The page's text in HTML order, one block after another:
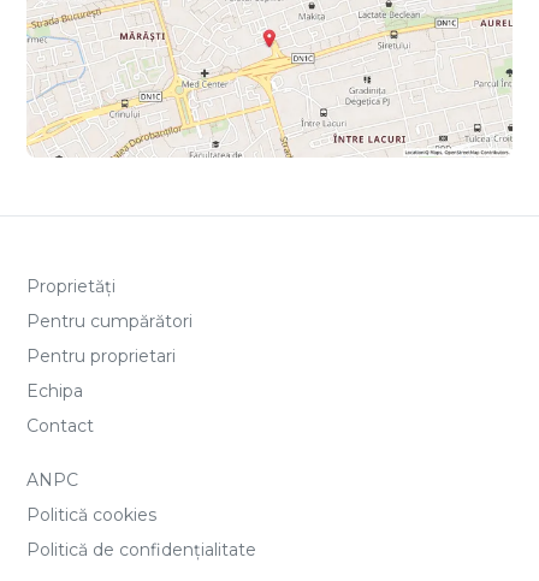
Proprietăți
Pentru cumpărători
Pentru proprietari
Echipa
Contact
ANPC
Politică cookies
Politică de confidențialitate